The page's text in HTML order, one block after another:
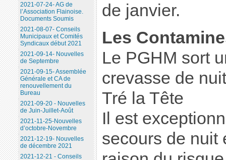
de janvier.
Les
Le PGHM sort
crevasse de
Tré la Tête
Il est
secours de nuit
2021-07-24- AG de
l’Association Flainoise.
Documents Soumis
2021-08-07- Conseils
Municipaux et Comités
Syndicaux début 2021
2021-09-14- Nouvelles
de Septembre
2021-09-15- Assemblée
Générale et CA de
renouvellement du
Bureau
2021-09-20 - Nouvelles
de Juin-Juillet-Août
2021-11-25-Nouvelles
d’octobre-Novembre
2021-12-19- Nouvelles
de décembre 2021
2021-12-21 - Conseils